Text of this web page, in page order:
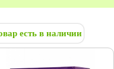
есть в наличии